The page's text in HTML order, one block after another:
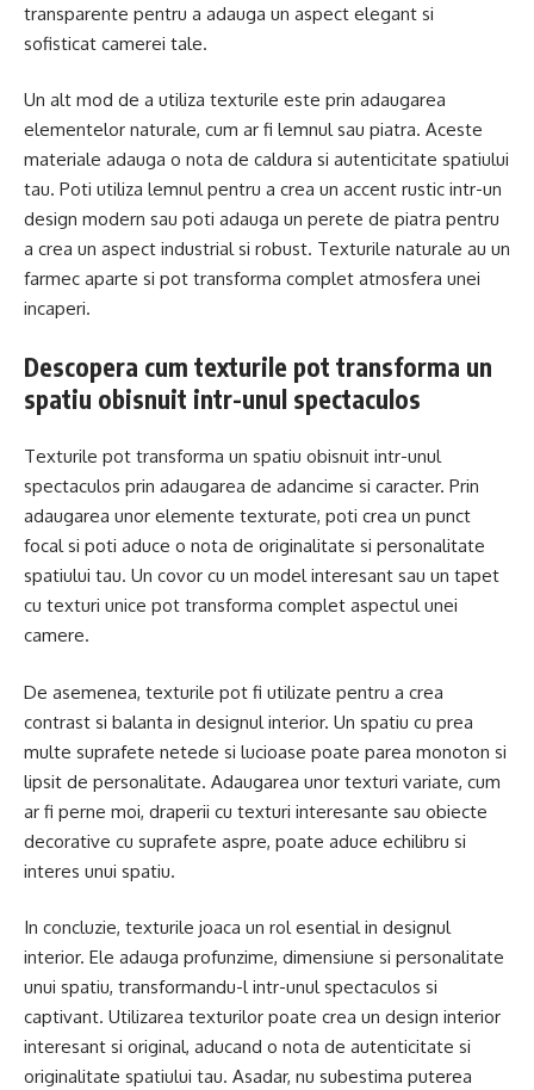
transparente pentru a adauga un aspect elegant si
sofisticat camerei tale.
Un alt mod de a utiliza texturile este prin adaugarea
elementelor naturale, cum ar fi lemnul sau piatra. Aceste
materiale adauga o nota de caldura si autenticitate spatiului
tau. Poti utiliza lemnul pentru a crea un accent rustic intr-un
design modern sau poti adauga un perete de piatra pentru
a crea un aspect industrial si robust. Texturile naturale au un
farmec aparte si pot transforma complet atmosfera unei
incaperi.
Descopera cum texturile pot transforma un
spatiu obisnuit intr-unul spectaculos
Texturile pot transforma un spatiu obisnuit intr-unul
spectaculos prin adaugarea de adancime si caracter. Prin
adaugarea unor elemente texturate, poti crea un punct
focal si poti aduce o nota de originalitate si personalitate
spatiului tau. Un covor cu un model interesant sau un tapet
cu texturi unice pot transforma complet aspectul unei
camere.
De asemenea, texturile pot fi utilizate pentru a crea
contrast si balanta in designul interior. Un spatiu cu prea
multe suprafete netede si lucioase poate parea monoton si
lipsit de personalitate. Adaugarea unor texturi variate, cum
ar fi perne moi, draperii cu texturi interesante sau obiecte
decorative cu suprafete aspre, poate aduce echilibru si
interes unui spatiu.
In concluzie, texturile joaca un rol esential in designul
interior. Ele adauga profunzime, dimensiune si personalitate
unui spatiu, transformandu-l intr-unul spectaculos si
captivant. Utilizarea texturilor poate crea un design interior
interesant si original, aducand o nota de autenticitate si
originalitate spatiului tau. Asadar, nu subestima puterea